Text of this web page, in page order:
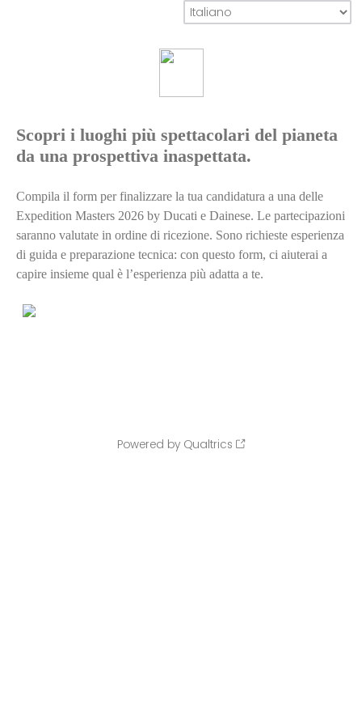
Scopri i luoghi più spettacolari del pianeta
da una prospettiva inaspettata.
Compila il form per finalizzare la tua candidatura a una delle
Expedition Masters 2026 by Ducati e Dainese. Le partecipazioni
saranno valutate in ordine di ricezione. Sono richieste esperienza
di guida e preparazione tecnica: con questo form, ci aiuterai a
capire insieme qual è l’esperienza più adatta a te.
Powered by Qualtrics